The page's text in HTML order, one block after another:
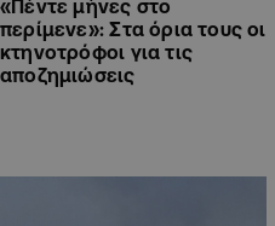
«Πέντε μήνες στο
περίμενε»: Στα όρια τους οι
κτηνοτρόφοι για τις
αποζημιώσεις